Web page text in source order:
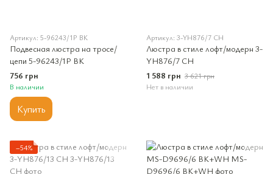
Артикул: 5-96243/1P BK
Подвесная люстра на тросе/
цепи 5-96243/1P BK
756 грн
В наличии
Купить
Артикул: 3-YH876/7 CH
Люстра в стиле лофт/модерн 3-
YH876/7 CH
1 588 грн 3 621 грн
Нет в наличии
−54%